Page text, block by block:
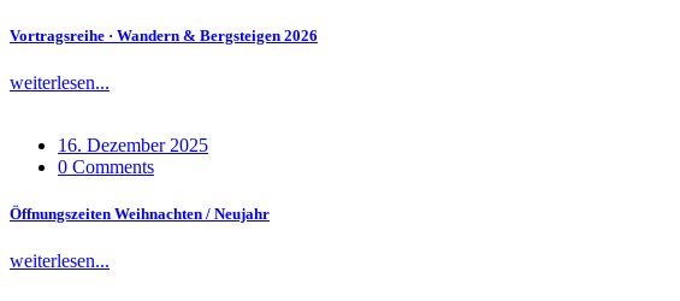
Vortragsreihe · Wandern & Bergsteigen 2026
weiterlesen...
16. Dezember 2025
0 Comments
Öffnungszeiten Weihnachten / Neujahr
weiterlesen...